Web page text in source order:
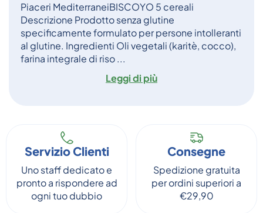
Piaceri MediterraneiBISCOYO 5 cereali
Descrizione Prodotto senza glutine
specificamente formulato per persone intolleranti
al glutine. Ingredienti Oli vegetali (karitè, cocco),
farina integrale di riso ...
Leggi di più
Servizio Clienti
Uno staff dedicato e
pronto a rispondere ad
ogni tuo dubbio
Consegne
Spedizione gratuita
per ordini superiori a
€29,90